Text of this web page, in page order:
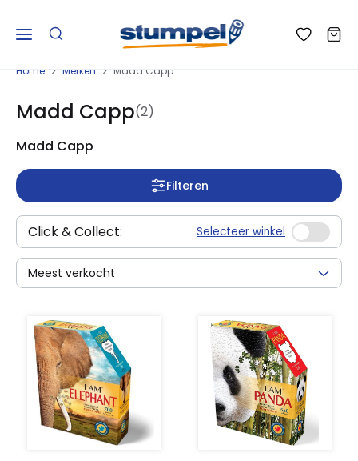
Home Merken Madd Capp
Madd Capp(2)
Madd Capp
Filteren
Click & Collect: Selecteer winkel
Meest verkocht